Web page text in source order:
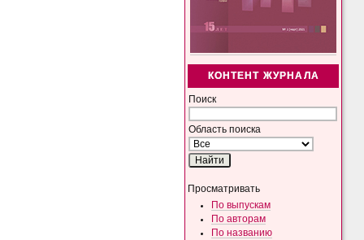
КОНТЕНТ ЖУРНАЛА
Поиск
Область поиска
Просматривать
По выпускам
По авторам
По названию